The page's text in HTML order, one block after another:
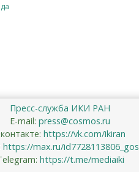
Пресс-служба ИКИ РАН
E-mail: press@cosmos.ru
https://vk.com/ikiran
https://max.ru/id7728113806_gos
https://t.me/mediaiki